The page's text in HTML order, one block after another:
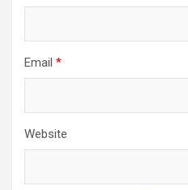
Email *
Website